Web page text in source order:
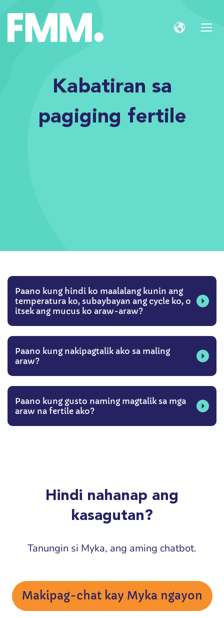
Kabatiran sa
pagiging fertile
Paano kung hindi ko maalalang kunin ang
temperatura ko, subaybayan ang cycle ko, o
itsek ang mucus ko araw-araw?
Paano kung nakipagtalik ako sa maling
araw?
Paano kung gusto naming magtalik sa mga
araw na fertile ako?
Hindi nahanap ang
kasagutan?
Tanungin si Myka, ang aming chatbot.
Makipag-chat kay Myka ngayon